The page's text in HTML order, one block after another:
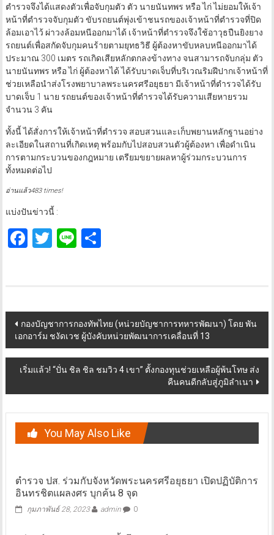
ตำรวจจึงได้แสดงตัวเพื่อจับกุมตัว ตัว นายนันทพร หรือ ไก่ ไม่ยอมให้เจ้า
หน้าที่ตำรวจจับกุมตัว ขับรถยนต์พุ่งเข้าชนรถของเจ้าหน้าที่ตำรวจที่ปิด
ล้อมเอาไว้ ผ่าวงล้อมหนีออกมาได้ เจ้าหน้าที่ตำรวจจึงใช้อาวุธปืนยิงยาง
รถยนต์เพื่อสกัดจับกุมคนร้ายตามยุทธวิธี ผู้ต้องหาขับหลบหนีออกมาได้
ประมาณ 300 เมตร รถเกิดเสียหลักตกลงข้างทาง จนสามารถจับกลุ่ม ตัว
นายนันทพร หรือ ไก่ ผู้ต้องหาได้ ได้รับบาดเจ็บที่บริเวณริมฝีปากเจ้าหน้าที่
ช่วยเหลือนำส่งโรงพยาบาลพระนครศรีอยุธยา มีเจ้าหน้าที่ตำรวจได้รับ
บาดเจ็บ 1 นาย รถยนต์ของเจ้าหน้าที่ตำรวจได้รับความเสียหายรวม
จำนวน 3 คัน
ทั้งนี้ ได้สั่งการให้เจ้าหน้าที่ตำรวจ สอบสวนและเก็บพยานหลักฐานอย่าง
ละเอียดในสถานที่เกิดเหตุ พร้อมกับไปสอบสวนตัวผู้ต้องหา เพื่อดำเนิน
การตามกระบวนของกฎหมาย เตรียมขยายผลหาผู้ร่วมกระบวนการ
ทั้งหมดต่อไป
อ่านแล้ว483 times!
แบ่งปันข่าวนี้ :
Facebook
Twitter
LineShare
Post
navigation
กองบัญชาการกองทัพไทย (หน่วยบัญชาการทหารพัฒนา) โดย พัน
เอกอาร์ม ชงัดเวช ผู้บังคับหน่วยพัฒนาการเคลื่อนที่ 13
เริ่มแล้ว! “ปั่น ชิล ชิล ชมวิว 4 เขา” ตั้งกองทุนช่วยเหลือผู้พ้นโทษ ส่ง
คืนคนดีกลับสู่ภูมิลำเนา
You May Also Like
ตำรวจ ปส. ร่วมกับจังหวัดพระนครศรีอยุธยา เปิดปฏิบัติการ
อินทรชิตแผลงศร บุกค้น 8 จุด
กุมภาพันธ์ 28, 2023 admin 0